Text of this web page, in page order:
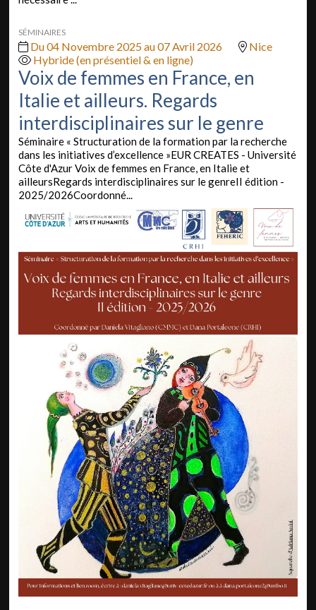
SÉMINAIRES
Du 04 Novembre 2025 au 07 Avril 2026
Nice
Hybride (en présentiel & en ligne)
Voix de femmes en France, en
Italie et ailleurs. Regards
interdisciplinaires sur le genre
Séminaire « Structuration de la formation par la recherche
dans les initiatives d’excellence »EUR CREATES - Université
Côte d'Azur Voix de femmes en France, en Italie et
ailleursRegards interdisciplinaires sur le genreII édition -
2025/2026Coordonné...